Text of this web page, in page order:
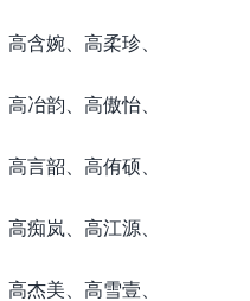
含婉、高柔珍、
冶韵、高傲怡、
言韶、高侑硕、
痴岚、高江源、
杰美、高雪壹、